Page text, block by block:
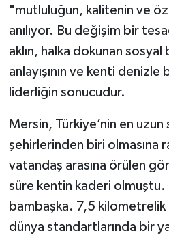
"mutluluğun, kalitenin ve
anılıyor. Bu değişim bir
aklın, halka dokunan
anlayışının ve kenti
liderliğin sonucudur.
Mersin, Türkiye’nin en
şehirlerinden biri olmasına
vatandaş arasına örülen
süre kentin kaderi olmuştu.
bambaşka. 7,5 kilometrelik
dünya standartlarında bir